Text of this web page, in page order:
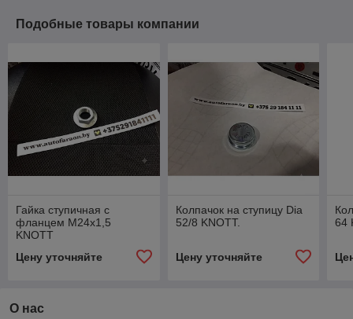
Подобные товары компании
Гайка ступичная с
фланцем М24х1,5
KNOTT
Цену уточняйте
Колпачок на ступицу Dia
52/8 KNOTT.
Цену уточняйте
64
О нас